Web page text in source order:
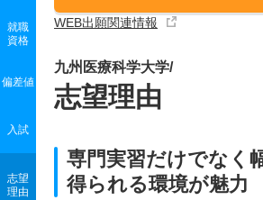
WEB出願関連情報
就職
資格
偏差値
入試
志望
理由
九州医療科学大学/
志望理由
専門実習だけでなく
得られる環境が魅力